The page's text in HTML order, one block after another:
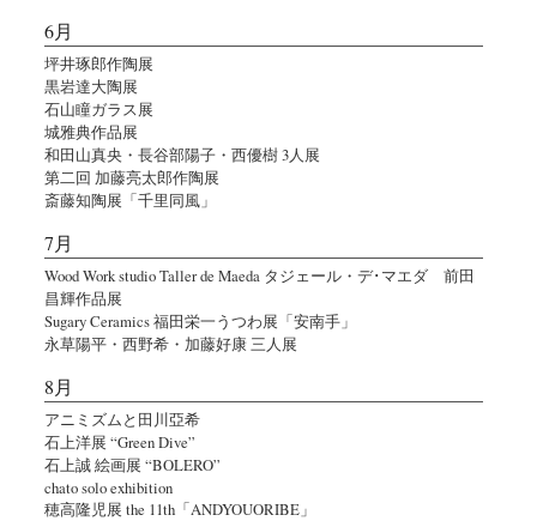
6月
坪井琢郎作陶展
黒岩達大陶展
石山瞳ガラス展
城雅典作品展
和田山真央・長谷部陽子・西優樹 3人展
第二回 加藤亮太郎作陶展
斎藤知陶展「千里同風」
7月
Wood Work studio Taller de Maeda タジェール・デ･マエダ 前田
昌輝作品展
Sugary Ceramics 福田栄一うつわ展「安南手」
永草陽平・西野希・加藤好康 三人展
8月
アニミズムと田川亞希
石上洋展 “Green Dive”
石上誠 絵画展 “BOLERO”
chato solo exhibition
穂高隆児展 the 11th「ANDYOUORIBE」